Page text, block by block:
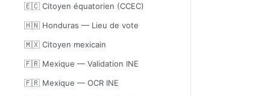
🇪🇨 Citoyen équatorien (CCEC)
🇭🇳 Honduras — Lieu de vote
🇲🇽 Citoyen mexicain
🇫🇷 Mexique — Validation INE
🇫🇷 Mexique — OCR INE